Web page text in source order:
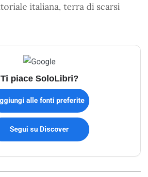
italiana, terra di scarsi
Ti piace SoloLibri?
alle fonti preferite
Segui su Discover